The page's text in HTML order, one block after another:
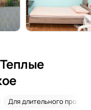
Для длительного